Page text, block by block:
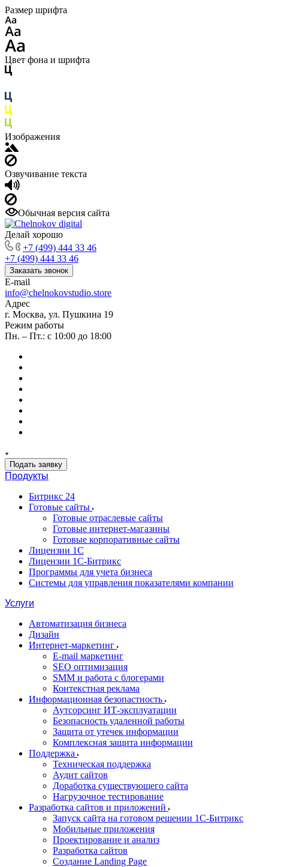
Размер шрифта
Цвет фона и шрифта
Изображения
Озвучивание текста
Обычная версия сайта
Делай хорошо
+7 (499) 444 33 46
+7 (499) 444 33 46
Заказать звонок
E-mail
info@chelnokovstudio.store
Адрес
г. Москва, ул. Пушкина 19
Режим работы
Пн. – Пт.: с 10:00 до 18:00
Подать заявку
Продукты
Битрикс 24
Готовые сайты
Готовые отраслевые сайты
Готовые интернет-магазины
Готовые корпоративные сайты
Лицензии 1С
Лицензии 1С-Битрикс
Программы для учета бизнеса
Системы для управления показателями компании
Услуги
Автоматизация бизнеса
Дизайн
Интернет-маркетинг
E-mail маркетинг
SEO оптимизация
SMM и работа с блогерами
Контекстная реклама
Информационная безопастность
Аутсорсинг ИТ-эксплуатации
Безопасность удаленной работы
Защита от утечек информации
Комплексная защита информации
Поддержка
Техническая поддержка
Аудит сайтов
Доработка существующего сайта
Нагрузочное тестирование
Разработка сайтов и приложений
Запуск сайта на готовом решении 1С-Битрикс
Мобильные приложения
Проектирование и анализ
Разработка сайтов
Создание Landing Page